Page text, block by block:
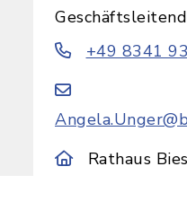
+49 8341
Rathaus